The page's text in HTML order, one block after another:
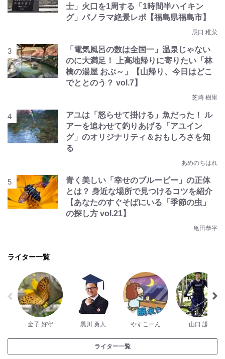
士」火口を1周する「1時間半ハイキン
グ」パノラマ絶景レポ【福島県福島市】
辰口 稚菜
「電気風呂の数は全国一」温泉じゃない
のに大満足！ 上高地帰りに寄りたい「林
檎の湯屋 おぶ～」【山帰り、今日はどこ
でととのう？ vol.7】
芝崎 樹里
アユは「怒らせて掛ける」魚だった！ ル
アーを追わせて釣りあげる「アユイン
グ」のオリジナリティ＆おもしろさを知
る
あめのちはれ
青く美しい「幸せのブルービー」の正体
とは？ 身近な場所で見つけるコツを紹介
【あなたのすぐそばにいる「季節の虫」
の探し方 vol.21】
亀田恭平
ライター一覧
金子 好守 黒川 勇人 やすこーん 山口 謙
ライター一覧